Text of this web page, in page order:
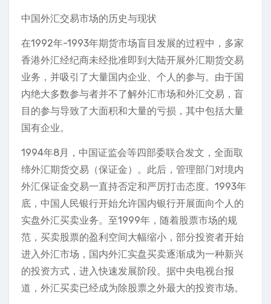
中国外汇交易市场的历史与现状
在1992年-1993年期货市场盲目发展的过程中，多家
香港外汇经纪商未经批准即到大陆开展外汇期货交易
业务，并吸引了大量国内企业、个人的参与。由于国
内绝大多数参与者并不了解外汇市场和外汇交易，盲
目的参与导致了大面积和大量的亏损，其中包括大量
国有企业。
1994年8月，中国证监会等四部委联合发文，全面取
缔外汇期货交易（保证金）。此后，管理部门对境内
外汇保证金交易一直持否定和严厉打击态度。1993年
底，中国人民银行开始允许国内银行开展面向个人的
实盘外汇买卖业务。至1999年，随着股票市场的规
范，买卖股票的盈利空间大幅缩小，部分投资者开始
进入外汇市场，国内外汇实盘买卖逐渐成为一种新兴
的投资方式，进入快速发展阶段。据中央电视台报
道，外汇买卖已经成为除股票之外最大的投资市场。